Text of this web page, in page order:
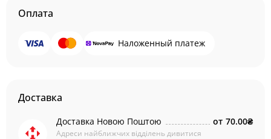
Оплата
Наложенный платеж
Доставка
Доставка Новою Поштою
Адреси найближчих відділень дивитися
от 70.00₴